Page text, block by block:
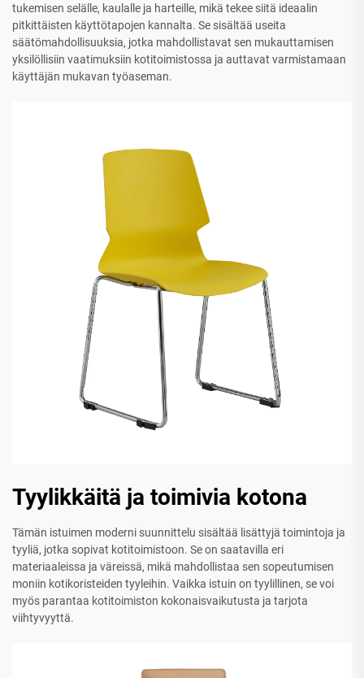
tukemisen selälle, kaulalle ja harteille, mikä tekee siitä ideaalin
pitkittäisten käyttötapojen kannalta. Se sisältää useita
säätömahdollisuuksia, jotka mahdollistavat sen mukauttamisen
yksilöllisiin vaatimuksiin kotitoimistossa ja auttavat varmistamaan
käyttäjän mukavan työaseman.
Tyylikkäitä ja toimivia kotona
Tämän istuimen moderni suunnittelu sisältää lisättyjä toimintoja ja
tyyliä, jotka sopivat kotitoimistoon. Se on saatavilla eri
materiaaleissa ja väreissä, mikä mahdollistaa sen sopeutumisen
moniin kotikoristeiden tyyleihin. Vaikka istuin on tyylillinen, se voi
myös parantaa kotitoimiston kokonaisvaikutusta ja tarjota
viihtyvyyttä.